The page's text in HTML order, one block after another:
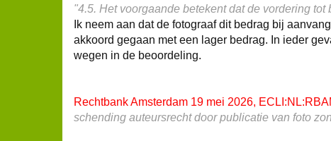
"4.5. Het voorgaande betekent dat de vordering
Ik neem aan dat de fotograaf dit bedrag bij
akkoord gegaan met een lager bedrag. In ieder
wegen in de beoordeling.
Rechtbank Amsterdam 19 mei 2026,
schending auteursrecht door publicatie van foto